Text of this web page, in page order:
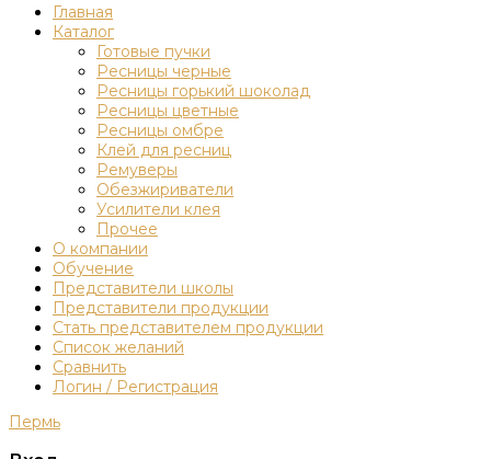
Главная
Каталог
Готовые пучки
Ресницы черные
Ресницы горький шоколад
Ресницы цветные
Ресницы омбре
Клей для ресниц
Ремуверы
Обезжириватели
Усилители клея
Прочее
О компании
Обучение
Представители школы
Представители продукции
Стать представителем продукции
Список желаний
Сравнить
Логин / Регистрация
Пермь